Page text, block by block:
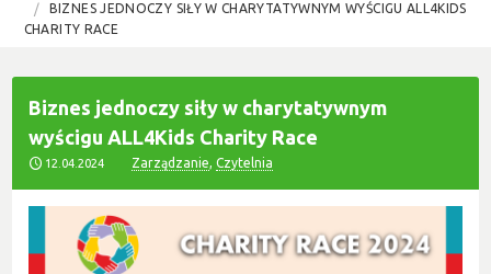
BIZNES JEDNOCZY SIŁY W CHARYTATYWNYM WYŚCIGU ALL4KIDS
CHARITY RACE
Biznes jednoczy siły w charytatywnym
wyścigu ALL4Kids Charity Race
12.04.2024 Zarządzanie,Czytelnia